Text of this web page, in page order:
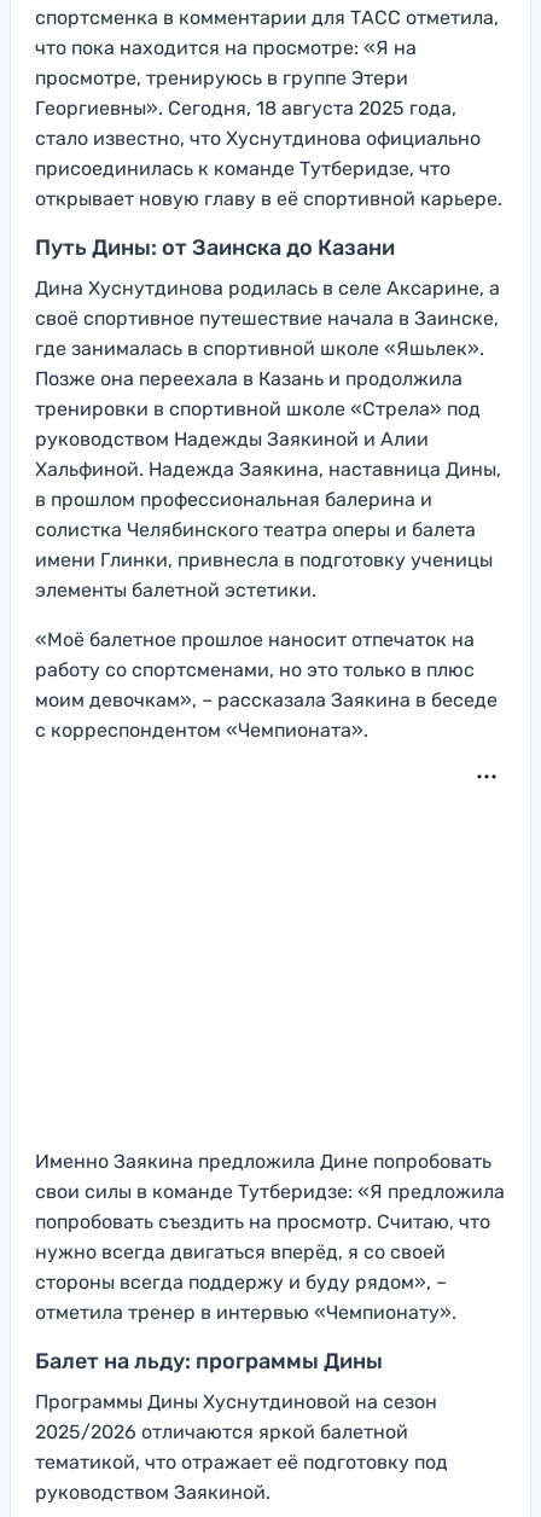
спортсменка в комментарии для ТАСС отметила,
что пока находится на просмотре: «Я на
просмотре, тренируюсь в группе Этери
Георгиевны». Сегодня, 18 августа 2025 года,
стало известно, что Хуснутдинова официально
присоединилась к команде Тутберидзе, что
открывает новую главу в её спортивной карьере.
Путь Дины: от Заинска до Казани
Дина Хуснутдинова родилась в селе Аксарине, а
своё спортивное путешествие начала в Заинске,
где занималась в спортивной школе «Яшьлек».
Позже она переехала в Казань и продолжила
тренировки в спортивной школе «Стрела» под
руководством Надежды Заякиной и Алии
Хальфиной. Надежда Заякина, наставница Дины,
в прошлом профессиональная балерина и
солистка Челябинского театра оперы и балета
имени Глинки, привнесла в подготовку ученицы
элементы балетной эстетики.
«Моё балетное прошлое наносит отпечаток на
работу со спортсменами, но это только в плюс
моим девочкам», – рассказала Заякина в беседе
с корреспондентом «Чемпионата».
Именно Заякина предложила Дине попробовать
свои силы в команде Тутберидзе: «Я предложила
попробовать съездить на просмотр. Считаю, что
нужно всегда двигаться вперёд, я со своей
стороны всегда поддержу и буду рядом», –
отметила тренер в интервью «Чемпионату».
Балет на льду: программы Дины
Программы Дины Хуснутдиновой на сезон
2025/2026 отличаются яркой балетной
тематикой, что отражает её подготовку под
руководством Заякиной.